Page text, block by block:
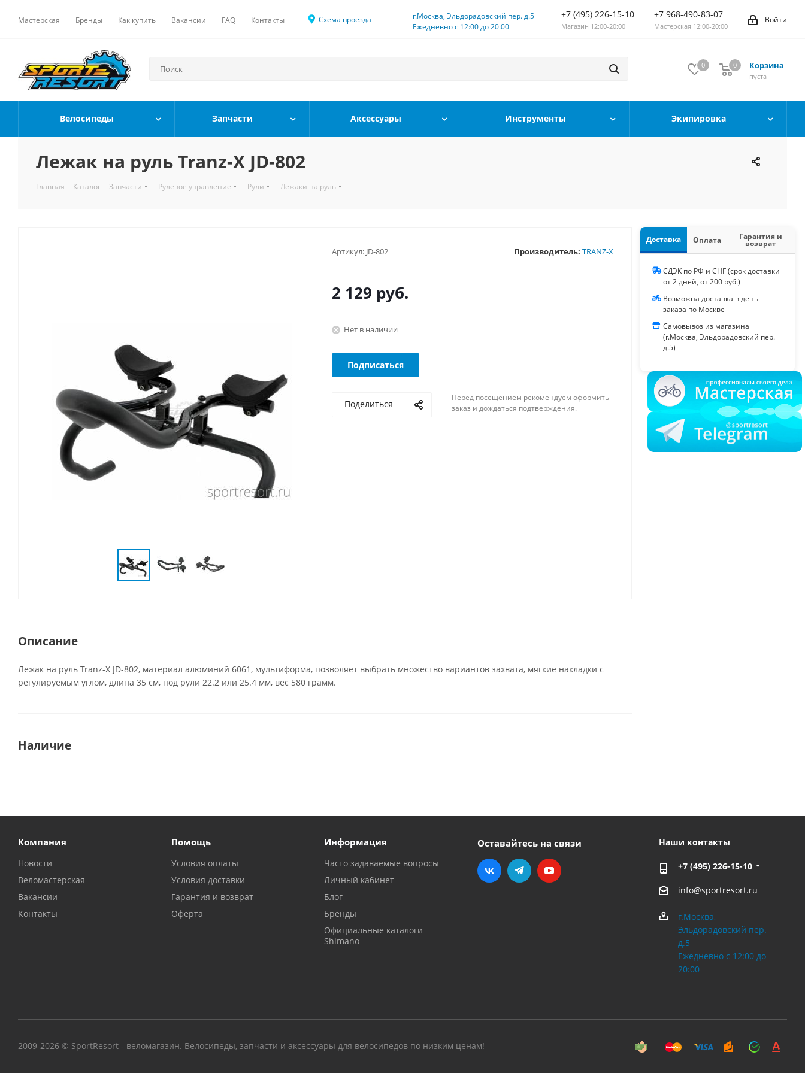
Мастерская Бренды Как купить Вакансии FAQ Контакты Схема проезда
г.Москва, Эльдорадовский пер. д.5
Ежедневно с 12:00 до 20:00
+7 (495) 226-15-10
Магазин 12:00-20:00
+7 968-490-83-07
Мастерская 12:00-20:00
Войти
0 Корзина
0
пуста
0
Велосипеды Запчасти Аксессуары Инструменты Экипировка
Лежак на руль Tranz-X JD-802
Главная - Каталог - Запчасти - Рулевое управление - Рули - Лежаки на руль
Артикул: JD-802 Производитель: TRANZ-X
2 129 руб.
Нет в наличии
Подписаться
Поделиться
Перед посещением рекомендуем оформить
заказ и дождаться подтверждения.
Описание
Лежак на руль Tranz-X JD-802, материал алюминий 6061, мультиформа, позволяет выбрать множество вариантов захвата, мягкие накладки с
регулируемым углом, длина 35 см, под рули 22.2 или 25.4 мм, вес 580 грамм.
Наличие
Доставка Оплата Гарантия и
возврат
СДЭК по РФ и СНГ (срок доставки
от 2 дней, от 200 руб.)
Возможна доставка в день
заказа по Москве
Самовывоз из магазина
(г.Москва, Эльдорадовский пер.
д.5)
Компания
Новости
Веломастерская
Вакансии
Контакты
Помощь
Условия оплаты
Условия доставки
Гарантия и возврат
Оферта
Информация
Часто задаваемые вопросы
Личный кабинет
Блог
Бренды
Официальные каталоги
Shimano
Оставайтесь на связи Наши контакты
+7 (495) 226-15-10
info@sportresort.ru
г.Москва,
Эльдорадовский пер.
д.5
Ежедневно с 12:00 до
20:00
2009-2026 © SportResort - веломагазин. Велосипеды, запчасти и аксессуары для велосипедов по низким ценам!